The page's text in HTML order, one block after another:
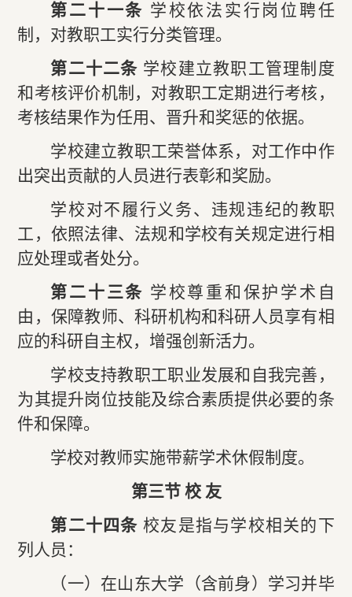
第二十一条 学校依法实行岗位聘任
制，对教职工实行分类管理。
第二十二条 学校建立教职工管理制度
和考核评价机制，对教职工定期进行考核，
考核结果作为任用、晋升和奖惩的依据。
学校建立教职工荣誉体系，对工作中作
出突出贡献的人员进行表彰和奖励。
学校对不履行义务、违规违纪的教职
工，依照法律、法规和学校有关规定进行相
应处理或者处分。
第二十三条 学校尊重和保护学术自
由，保障教师、科研机构和科研人员享有相
应的科研自主权，增强创新活力。
学校支持教职工职业发展和自我完善，
为其提升岗位技能及综合素质提供必要的条
件和保障。
学校对教师实施带薪学术休假制度。
第三节 校 友
第二十四条 校友是指与学校相关的下
列人员：
（一）在山东大学（含前身）学习并毕